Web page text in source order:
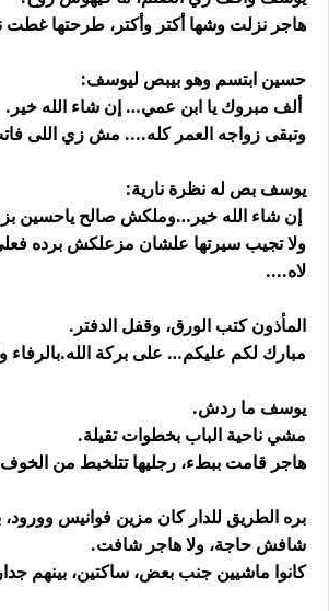
هاجر نزلت وشها أكتر وأكتر، طرحتها
حسين ابتسم وهو بيبص ليوسف:
ألف مبروك يا ابن عمي… إن شاء الله خير.
وتبقى زواجه العمر كله.... مش زي اللى
يوسف بص له نظرة نارية:
إن شاء الله خير…وملكش صالح ياحسين
ولا تجيب سيرتها علشان مزعلكش برده
لاه....
المأذون كتب الورق، وقفل الدفتر.
مبارك لكم عليكم… على بركة الله.بالرفاء
يوسف ما ردش.
مشي ناحية الباب بخطوات تقيلة.
هاجر قامت ببطء، رجليها تتلخبط من
بره الطريق للدار كان مزين فوانيس
شافش حاجة، ولا هاجر شافت.
كانوا ماشيين جنب بعض، ساكتين، بينهم